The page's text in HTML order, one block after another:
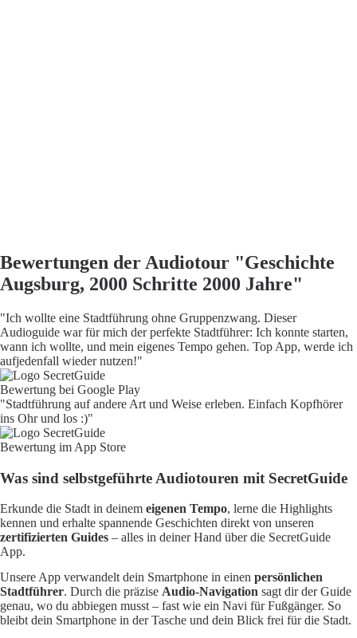
Bewertungen der Audiotour "Geschichte
Augsburg, 2000 Schritte 2000 Jahre"
"Ich wollte eine Stadtführung ohne Gruppenzwang. Dieser
Audioguide war für mich der perfekte Stadtführer: Ich konnte starten,
wann ich wollte, und mein eigenes Tempo gehen. Top App, werde ich
aufjedenfall wieder nutzen!"
Bewertung bei Google Play
"Stadtführung auf andere Art und Weise erleben. Einfach Kopfhörer
ins Ohr und los :)"
Bewertung im App Store
Was sind selbstgeführte Audiotouren mit SecretGuide
Erkunde die Stadt in deinem eigenen Tempo, lerne die Highlights
kennen und erhalte spannende Geschichten direkt von unseren
zertifizierten Guides – alles in deiner Hand über die SecretGuide
App.
Unsere App verwandelt dein Smartphone in einen persönlichen
Stadtführer. Durch die präzise Audio-Navigation sagt dir der Guide
genau, wo du abbiegen musst – fast wie ein Navi für Fußgänger. So
bleibt dein Smartphone in der Tasche und dein Blick frei für die Stadt.